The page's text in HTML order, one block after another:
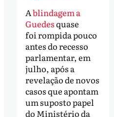
Ablindagem a
Guedesquase
foi rompida pouco
antes do recesso
parlamentar, em
julho, após a
revelação de novos
casos que apontam
um suposto papel
do Ministério da